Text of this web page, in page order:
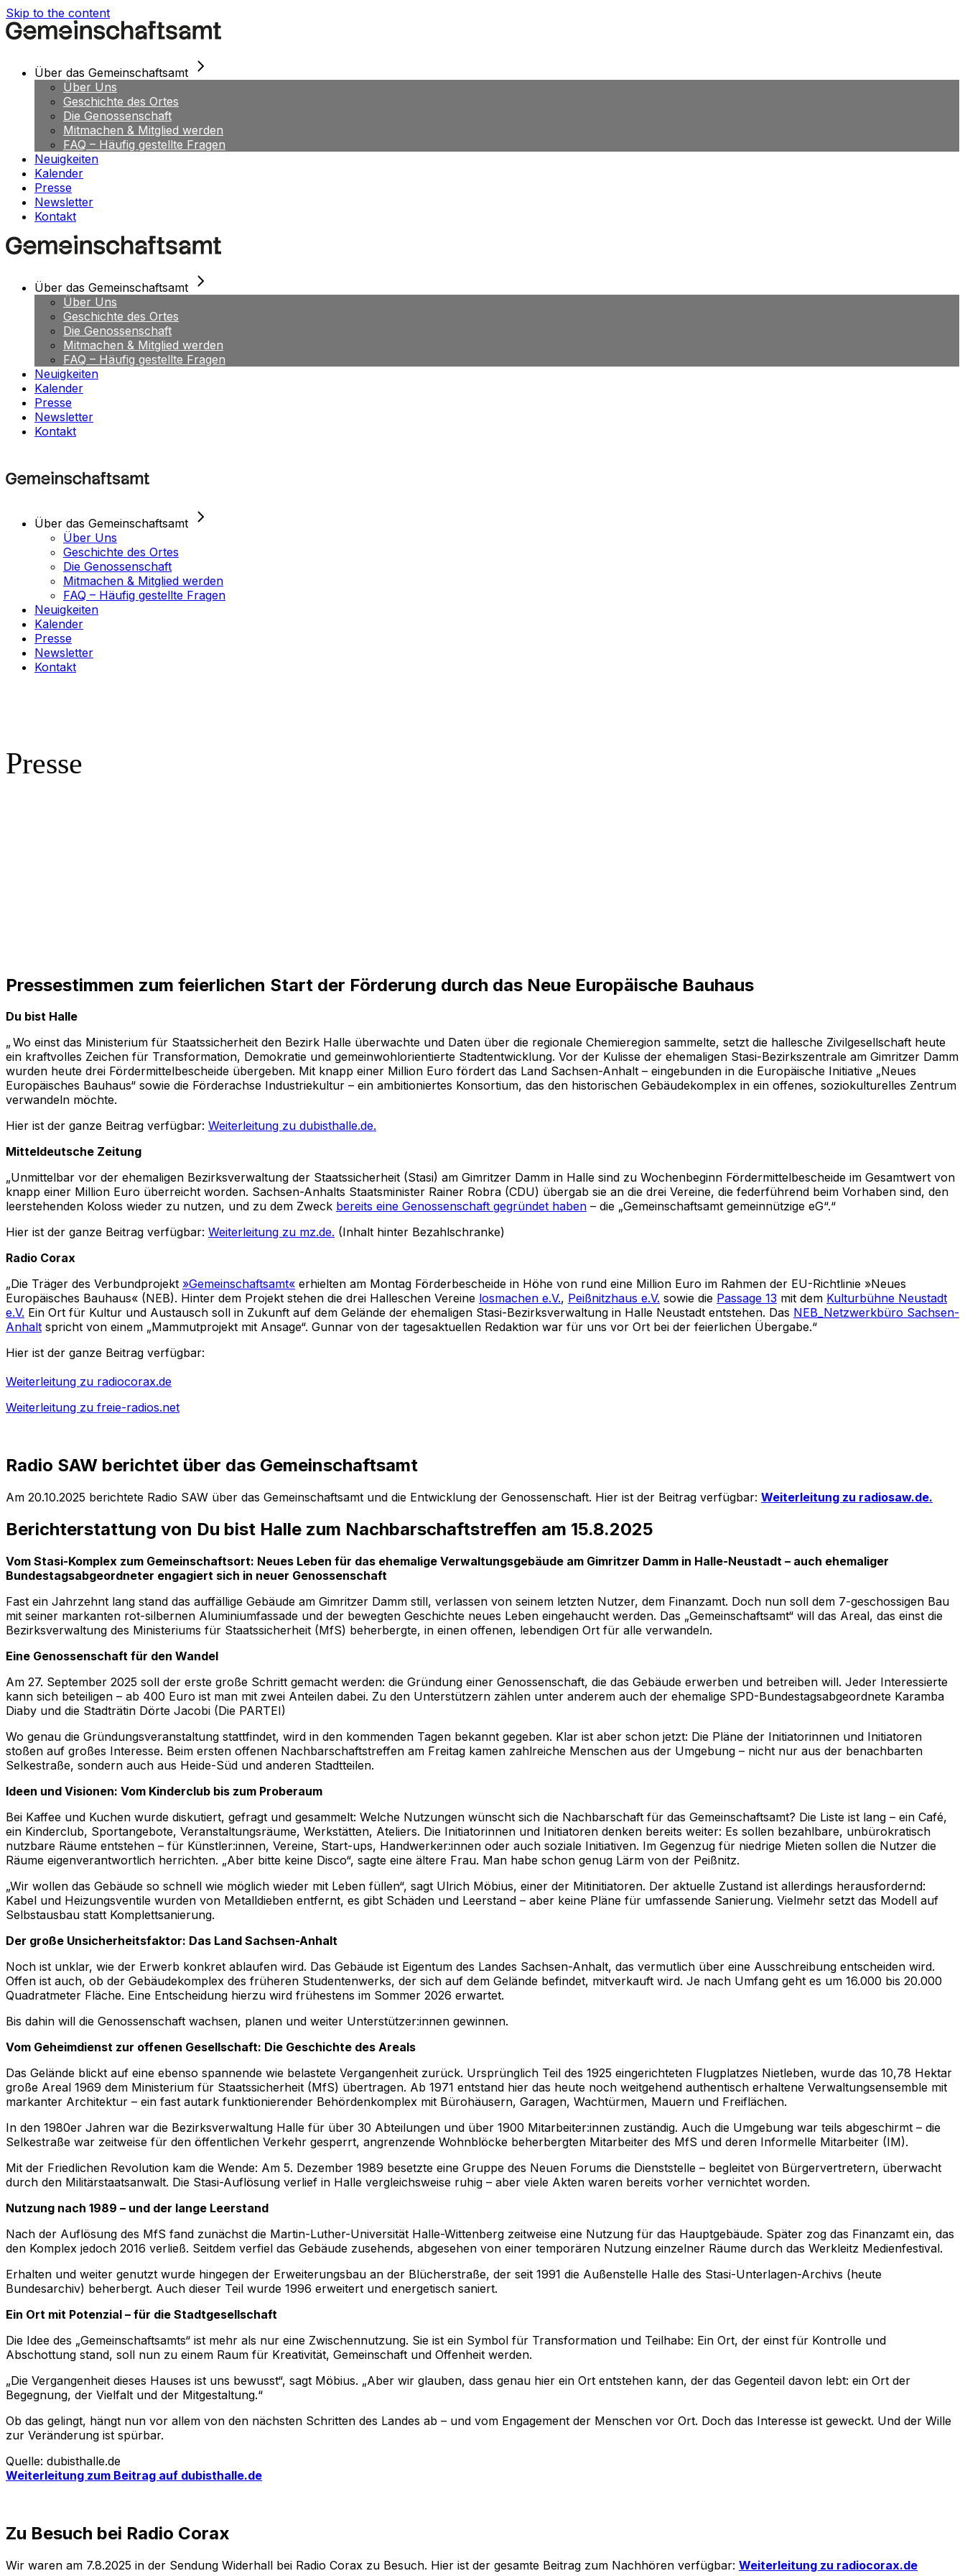
Skip to the content
Über das Gemeinschaftsamt
Über Uns
Geschichte des Ortes
Die Genossenschaft
Mitmachen & Mitglied werden
FAQ – Häufig gestellte Fragen
Neuigkeiten
Kalender
Presse
Newsletter
Kontakt
Über das Gemeinschaftsamt
Über Uns
Geschichte des Ortes
Die Genossenschaft
Mitmachen & Mitglied werden
FAQ – Häufig gestellte Fragen
Neuigkeiten
Kalender
Presse
Newsletter
Kontakt
Über das Gemeinschaftsamt
Über Uns
Geschichte des Ortes
Die Genossenschaft
Mitmachen & Mitglied werden
FAQ – Häufig gestellte Fragen
Neuigkeiten
Kalender
Presse
Newsletter
Kontakt
Presse
Pressestimmen zum feierlichen Start der Förderung durch das Neue Europäische Bauhaus
Du bist Halle
„ Wo einst das Ministerium für Staatssicherheit den Bezirk Halle überwachte und Daten über die regionale Chemieregion sammelte, setzt die hallesche Zivilgesellschaft heute
ein kraftvolles Zeichen für Transformation, Demokratie und gemeinwohlorientierte Stadtentwicklung. Vor der Kulisse der ehemaligen Stasi-Bezirkszentrale am Gimritzer Damm
wurden heute drei Fördermittelbescheide übergeben. Mit knapp einer Million Euro fördert das Land Sachsen-Anhalt – eingebunden in die Europäische Initiative „Neues
Europäisches Bauhaus“ sowie die Förderachse Industriekultur – ein ambitioniertes Konsortium, das den historischen Gebäudekomplex in ein offenes, soziokulturelles Zentrum
verwandeln möchte.
Hier ist der ganze Beitrag verfügbar: Weiterleitung zu dubisthalle.de.
Mitteldeutsche Zeitung
„Unmittelbar vor der ehemaligen Bezirksverwaltung der Staatssicherheit (Stasi) am Gimritzer Damm in Halle sind zu Wochenbeginn Fördermittelbescheide im Gesamtwert von
knapp einer Million Euro überreicht worden. Sachsen-Anhalts Staatsminister Rainer Robra (CDU) übergab sie an die drei Vereine, die federführend beim Vorhaben sind, den
leerstehenden Koloss wieder zu nutzen, und zu dem Zweck bereits eine Genossenschaft gegründet haben – die „Gemeinschaftsamt gemeinnützige eG“.“
Hier ist der ganze Beitrag verfügbar: Weiterleitung zu mz.de. (Inhalt hinter Bezahlschranke)
Radio Corax
„Die Träger des Verbundprojekt »Gemeinschaftsamt« erhielten am Montag Förderbescheide in Höhe von rund eine Million Euro im Rahmen der EU-Richtlinie »Neues
Europäisches Bauhaus« (NEB). Hinter dem Projekt stehen die drei Halleschen Vereine losmachen e.V., Peißnitzhaus e.V. sowie die Passage 13 mit dem Kulturbühne Neustadt
e.V. Ein Ort für Kultur und Austausch soll in Zukunft auf dem Gelände der ehemaligen Stasi-Bezirksverwaltung in Halle Neustadt entstehen. Das NEB_Netzwerkbüro Sachsen-
Anhalt spricht von einem „Mammutprojekt mit Ansage“. Gunnar von der tagesaktuellen Redaktion war für uns vor Ort bei der feierlichen Übergabe.“
Hier ist der ganze Beitrag verfügbar:
Weiterleitung zu radiocorax.de
Weiterleitung zu freie-radios.net
Radio SAW berichtet über das Gemeinschaftsamt
Am 20.10.2025 berichtete Radio SAW über das Gemeinschaftsamt und die Entwicklung der Genossenschaft. Hier ist der Beitrag verfügbar: Weiterleitung zu radiosaw.de.
Berichterstattung von Du bist Halle zum Nachbarschaftstreffen am 15.8.2025
Vom Stasi-Komplex zum Gemeinschaftsort: Neues Leben für das ehemalige Verwaltungsgebäude am Gimritzer Damm in Halle-Neustadt – auch ehemaliger
Bundestagsabgeordneter engagiert sich in neuer Genossenschaft
Fast ein Jahrzehnt lang stand das auffällige Gebäude am Gimritzer Damm still, verlassen von seinem letzten Nutzer, dem Finanzamt. Doch nun soll dem 7-geschossigen Bau
mit seiner markanten rot-silbernen Aluminiumfassade und der bewegten Geschichte neues Leben eingehaucht werden. Das „Gemeinschaftsamt“ will das Areal, das einst die
Bezirksverwaltung des Ministeriums für Staatssicherheit (MfS) beherbergte, in einen offenen, lebendigen Ort für alle verwandeln.
Eine Genossenschaft für den Wandel
Am 27. September 2025 soll der erste große Schritt gemacht werden: die Gründung einer Genossenschaft, die das Gebäude erwerben und betreiben will. Jeder Interessierte
kann sich beteiligen – ab 400 Euro ist man mit zwei Anteilen dabei. Zu den Unterstützern zählen unter anderem auch der ehemalige SPD-Bundestagsabgeordnete Karamba
Diaby und die Stadträtin Dörte Jacobi (Die PARTEI)
Wo genau die Gründungsveranstaltung stattfindet, wird in den kommenden Tagen bekannt gegeben. Klar ist aber schon jetzt: Die Pläne der Initiatorinnen und Initiatoren
stoßen auf großes Interesse. Beim ersten offenen Nachbarschaftstreffen am Freitag kamen zahlreiche Menschen aus der Umgebung – nicht nur aus der benachbarten
Selkestraße, sondern auch aus Heide-Süd und anderen Stadtteilen.
Ideen und Visionen: Vom Kinderclub bis zum Proberaum
Bei Kaffee und Kuchen wurde diskutiert, gefragt und gesammelt: Welche Nutzungen wünscht sich die Nachbarschaft für das Gemeinschaftsamt? Die Liste ist lang – ein Café,
ein Kinderclub, Sportangebote, Veranstaltungsräume, Werkstätten, Ateliers. Die Initiatorinnen und Initiatoren denken bereits weiter: Es sollen bezahlbare, unbürokratisch
nutzbare Räume entstehen – für Künstler:innen, Vereine, Start-ups, Handwerker:innen oder auch soziale Initiativen. Im Gegenzug für niedrige Mieten sollen die Nutzer die
Räume eigenverantwortlich herrichten. „Aber bitte keine Disco“, sagte eine ältere Frau. Man habe schon genug Lärm von der Peißnitz.
„Wir wollen das Gebäude so schnell wie möglich wieder mit Leben füllen“, sagt Ulrich Möbius, einer der Mitinitiatoren. Der aktuelle Zustand ist allerdings herausfordernd:
Kabel und Heizungsventile wurden von Metalldieben entfernt, es gibt Schäden und Leerstand – aber keine Pläne für umfassende Sanierung. Vielmehr setzt das Modell auf
Selbstausbau statt Komplettsanierung.
Der große Unsicherheitsfaktor: Das Land Sachsen-Anhalt
Noch ist unklar, wie der Erwerb konkret ablaufen wird. Das Gebäude ist Eigentum des Landes Sachsen-Anhalt, das vermutlich über eine Ausschreibung entscheiden wird.
Offen ist auch, ob der Gebäudekomplex des früheren Studentenwerks, der sich auf dem Gelände befindet, mitverkauft wird. Je nach Umfang geht es um 16.000 bis 20.000
Quadratmeter Fläche. Eine Entscheidung hierzu wird frühestens im Sommer 2026 erwartet.
Bis dahin will die Genossenschaft wachsen, planen und weiter Unterstützer:innen gewinnen.
Vom Geheimdienst zur offenen Gesellschaft: Die Geschichte des Areals
Das Gelände blickt auf eine ebenso spannende wie belastete Vergangenheit zurück. Ursprünglich Teil des 1925 eingerichteten Flugplatzes Nietleben, wurde das 10,78 Hektar
große Areal 1969 dem Ministerium für Staatssicherheit (MfS) übertragen. Ab 1971 entstand hier das heute noch weitgehend authentisch erhaltene Verwaltungsensemble mit
markanter Architektur – ein fast autark funktionierender Behördenkomplex mit Bürohäusern, Garagen, Wachtürmen, Mauern und Freiflächen.
In den 1980er Jahren war die Bezirksverwaltung Halle für über 30 Abteilungen und über 1900 Mitarbeiter:innen zuständig. Auch die Umgebung war teils abgeschirmt – die
Selkestraße war zeitweise für den öffentlichen Verkehr gesperrt, angrenzende Wohnblöcke beherbergten Mitarbeiter des MfS und deren Informelle Mitarbeiter (IM).
Mit der Friedlichen Revolution kam die Wende: Am 5. Dezember 1989 besetzte eine Gruppe des Neuen Forums die Dienststelle – begleitet von Bürgervertretern, überwacht
durch den Militärstaatsanwalt. Die Stasi-Auflösung verlief in Halle vergleichsweise ruhig – aber viele Akten waren bereits vorher vernichtet worden.
Nutzung nach 1989 – und der lange Leerstand
Nach der Auflösung des MfS fand zunächst die Martin-Luther-Universität Halle-Wittenberg zeitweise eine Nutzung für das Hauptgebäude. Später zog das Finanzamt ein, das
den Komplex jedoch 2016 verließ. Seitdem verfiel das Gebäude zusehends, abgesehen von einer temporären Nutzung einzelner Räume durch das Werkleitz Medienfestival.
Erhalten und weiter genutzt wurde hingegen der Erweiterungsbau an der Blücherstraße, der seit 1991 die Außenstelle Halle des Stasi-Unterlagen-Archivs (heute
Bundesarchiv) beherbergt. Auch dieser Teil wurde 1996 erweitert und energetisch saniert.
Ein Ort mit Potenzial – für die Stadtgesellschaft
Die Idee des „Gemeinschaftsamts“ ist mehr als nur eine Zwischennutzung. Sie ist ein Symbol für Transformation und Teilhabe: Ein Ort, der einst für Kontrolle und
Abschottung stand, soll nun zu einem Raum für Kreativität, Gemeinschaft und Offenheit werden.
„Die Vergangenheit dieses Hauses ist uns bewusst“, sagt Möbius. „Aber wir glauben, dass genau hier ein Ort entstehen kann, der das Gegenteil davon lebt: ein Ort der
Begegnung, der Vielfalt und der Mitgestaltung.“
Ob das gelingt, hängt nun vor allem von den nächsten Schritten des Landes ab – und vom Engagement der Menschen vor Ort. Doch das Interesse ist geweckt. Und der Wille
zur Veränderung ist spürbar.
Quelle: dubisthalle.de
Weiterleitung zum Beitrag auf dubisthalle.de
Zu Besuch bei Radio Corax
Wir waren am 7.8.2025 in der Sendung Widerhall bei Radio Corax zu Besuch. Hier ist der gesamte Beitrag zum Nachhören verfügbar: Weiterleitung zu radiocorax.de